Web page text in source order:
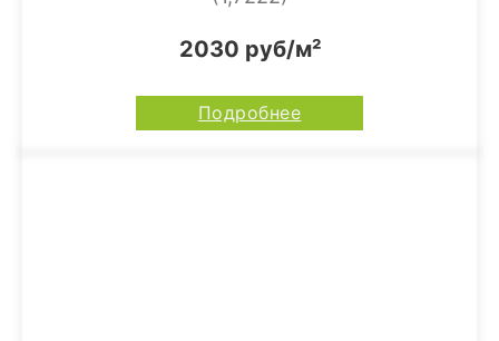
2030 руб/м²
Подробнее